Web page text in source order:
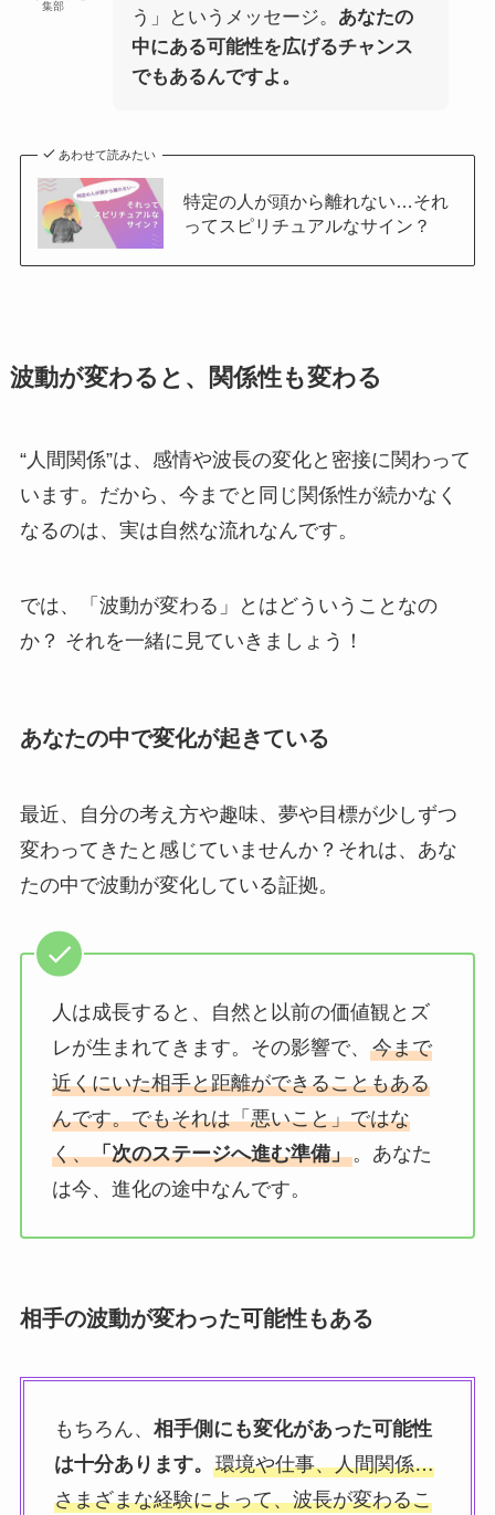
集部
う」というメッセージ。 あなたの
中にある可能性を広げるチャンス
でもあるんですよ。
あわせて読みたい
特定の人が頭から離れない…それ
ってスピリチュアルなサイン？
波動が変わると、関係性も変わる
“人間関係”は、感情や波長の変化と密接に関わって
います。だから、今までと同じ関係性が続かなく
なるのは、実は自然な流れなんです。
では、「波動が変わる」とはどういうことなの
か？ それを一緒に見ていきましょう！
あなたの中で変化が起きている
最近、自分の考え方や趣味、夢や目標が少しずつ
変わってきたと感じていませんか？それは、あな
たの中で波動が変化している証拠。
人は成長すると、自然と以前の価値観とズ
レが生まれてきます。その影響で、 今まで
近くにいた相手と距離ができることもある
んです。でもそれは「悪いこと」ではな
く、「次のステージへ進む準備」。あなた
は今、進化の途中なんです。
相手の波動が変わった可能性もある
もちろん、 相手側にも変化があった可能性
は十分あります。 環境や仕事、人間関係…
さまざまな経験によって、波長が変わるこ